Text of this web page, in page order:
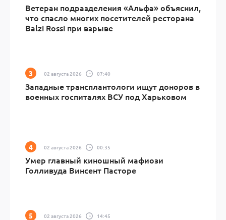
Ветеран подразделения «Альфа» объяснил,
что спасло многих посетителей ресторана
Balzi Rossi при взрыве
02 августа 2026 07:40
Западные трансплантологи ищут доноров в
военных госпиталях ВСУ под Харьковом
02 августа 2026 00:35
Умер главный киношный мафиози
Голливуда Винсент Пасторе
02 августа 2026 14:45